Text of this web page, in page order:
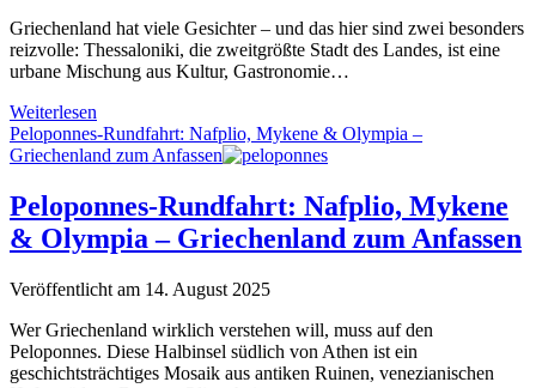
Griechenland hat viele Gesichter – und das hier sind zwei besonders
reizvolle: Thessaloniki, die zweitgrößte Stadt des Landes, ist eine
urbane Mischung aus Kultur, Gastronomie…
Weiterlesen
&
Chalkidiki
Kulturstadt
trifft
Küstenparadies
Peloponnes-Rundfahrt: Nafplio, Mykene & Olympia –
Griechenland zum Anfassen
Peloponnes-Rundfahrt: Nafplio, Mykene
& Olympia – Griechenland zum Anfassen
Veröffentlicht am 14. August 2025
Wer Griechenland wirklich verstehen will, muss auf den
Peloponnes. Diese Halbinsel südlich von Athen ist ein
geschichtsträchtiges Mosaik aus antiken Ruinen, venezianischen